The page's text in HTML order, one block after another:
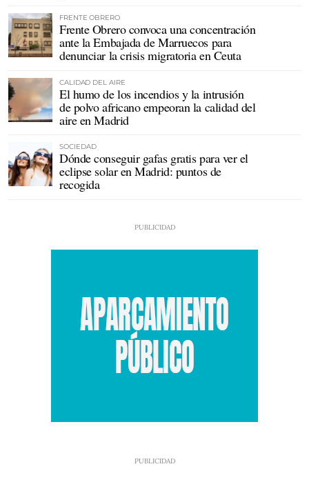
FRENTE OBRERO
Frente Obrero convoca una concentración
ante la Embajada de Marruecos para
denunciar la crisis migratoria en Ceuta
CALIDAD DEL AIRE
El humo de los incendios y la intrusión
de polvo africano empeoran la calidad del
aire en Madrid
SOCIEDAD
Dónde conseguir gafas gratis para ver el
eclipse solar en Madrid: puntos de
recogida